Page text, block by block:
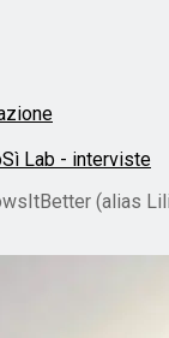
Lab - interviste
(alias